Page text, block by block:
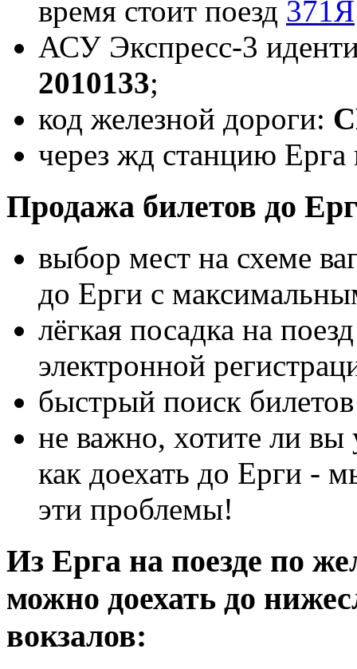
время стоит поезд 371Я
АСУ Экспресс-3
2010133;
код железной дороги:
через жд станцию Ерга
Продажа билетов до
выбор мест на схеме
до Ерги с
лёгкая посадка на
электронной
быстрый поиск
не важно, хотите ли вы
как доехать до Ерги -
эти проблемы!
Из Ерга на поезде по
можно доехать до
вокзалов: